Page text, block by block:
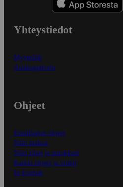
Yhteystiedot
Myymälät
Asiakaspalvelu
Ohjeet
Ensitilaajan ohjeet
Näin maksat
Näin tilaat ja muokkaat
Kaikki ohjeet ja vinkit
In English